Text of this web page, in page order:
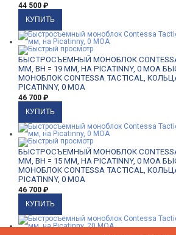
44 500 ₽
БЫСТРОСЪЕМНЫЙ МОНОБЛОК
ММ, BH = 19 ММ, НА PICATINNY, 0 MOA
МОНОБЛОК CONTESSA TACTICAL,
PICATINNY, 0 MOA
46 700 ₽
БЫСТРОСЪЕМНЫЙ МОНОБЛОК
ММ, BH = 15 ММ, НА PICATINNY, 0 MOA
МОНОБЛОК CONTESSA TACTICAL,
PICATINNY, 0 MOA
46 700 ₽